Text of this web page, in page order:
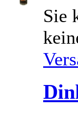
Sie